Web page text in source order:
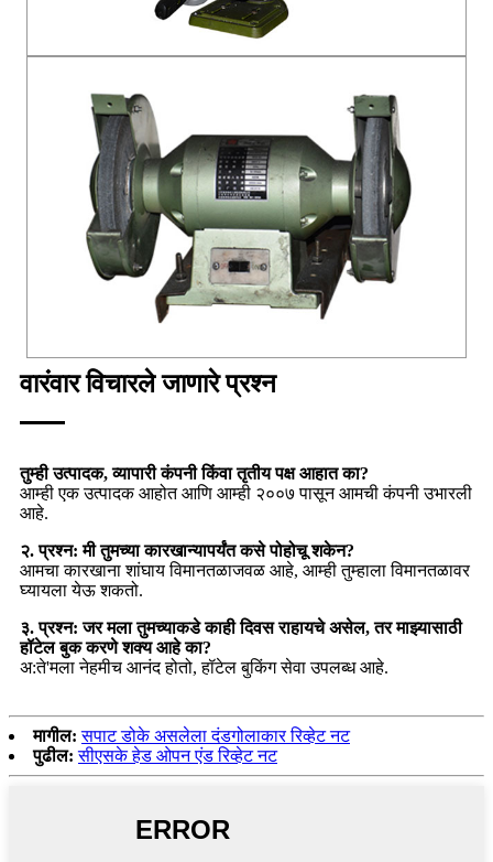
वारंवार विचारले जाणारे प्रश्न
तुम्ही उत्पादक, व्यापारी कंपनी किंवा तृतीय पक्ष आहात का?
आम्ही एक उत्पादक आहोत आणि आम्ही २००७ पासून आमची कंपनी उभारली
आहे.
२. प्रश्न: मी तुमच्या कारखान्यापर्यंत कसे पोहोचू शकेन?
आमचा कारखाना शांघाय विमानतळाजवळ आहे, आम्ही तुम्हाला विमानतळावर
घ्यायला येऊ शकतो.
३. प्रश्न: जर मला तुमच्याकडे काही दिवस राहायचे असेल, तर माझ्यासाठी
हॉटेल बुक करणे शक्य आहे का?
अ:ते'मला नेहमीच आनंद होतो, हॉटेल बुकिंग सेवा उपलब्ध आहे.
मागील: सपाट डोके असलेला दंडगोलाकार रिव्हेट नट
पुढील: सीएसके हेड ओपन एंड रिव्हेट नट